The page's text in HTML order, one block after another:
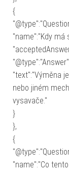
{
"name":"Kdy má
"text":"Výměna
nebo jiném
vysavače."
}
},
{
"name":"Co